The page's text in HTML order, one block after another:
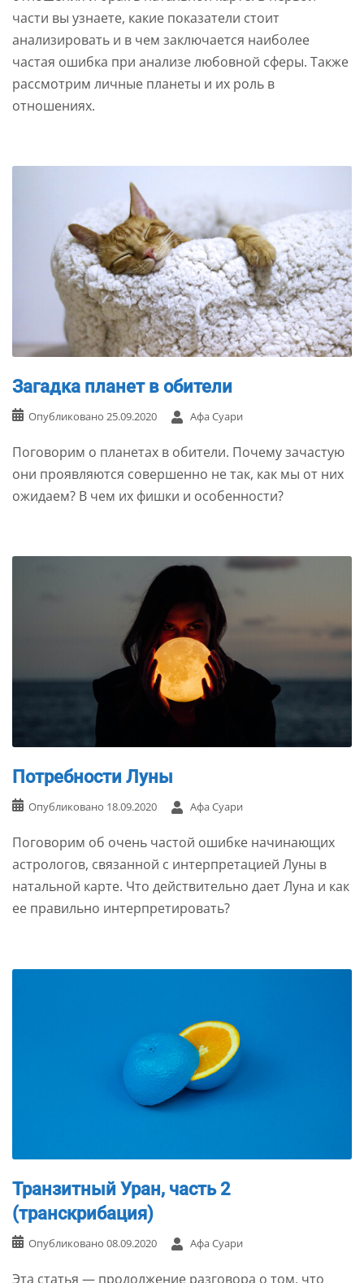
части вы узнаете, какие показатели стоит
анализировать и в чем заключается наиболее
частая ошибка при анализе любовной сферы. Также
рассмотрим личные планеты и их роль в
отношениях.
Загадка планет в обители
Опубликовано 25.09.2020 Афа Суари
Поговорим о планетах в обители. Почему зачастую
они проявляются совершенно не так, как мы от них
ожидаем? В чем их фишки и особенности?
Потребности Луны
Опубликовано 18.09.2020 Афа Суари
Поговорим об очень частой ошибке начинающих
астрологов, связанной с интерпретацией Луны в
натальной карте. Что действительно дает Луна и как
ее правильно интерпретировать?
Транзитный Уран, часть 2
(транскрибация)
Опубликовано 08.09.2020 Афа Суари
Эта статья — продолжение разговора о том, что